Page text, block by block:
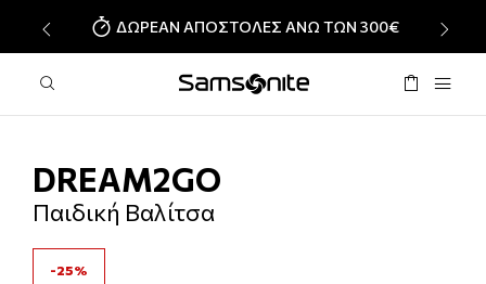
ΔΩΡΕΑΝ ΑΠΟΣΤΟΛΕΣ ΑΝΩ ΤΩΝ 300€
DREAM2GO
Παιδική Βαλίτσα
-25%